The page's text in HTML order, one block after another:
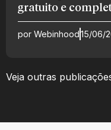
gratuito e
por Webinhood15/06/
Veja outras